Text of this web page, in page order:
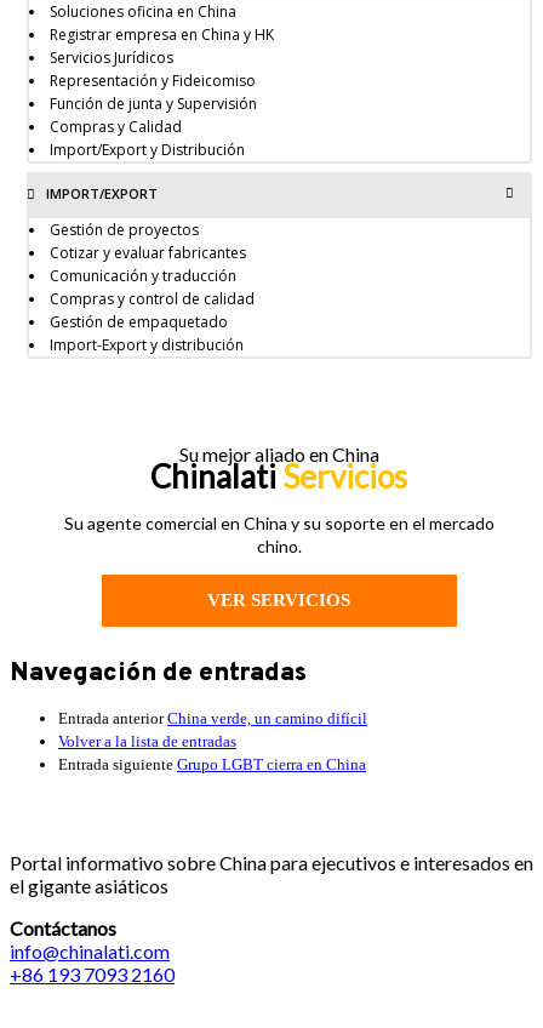
Soluciones oficina en China
Registrar empresa en China y HK
Servicios Jurídicos
Representación y Fideicomiso
Función de junta y Supervisión
Compras y Calidad
Import/Export y Distribución
IMPORT/EXPORT
Gestión de proyectos
Cotizar y evaluar fabricantes
Comunicación y traducción
Compras y control de calidad
Gestión de empaquetado
Import-Export y distribución
Su mejor aliado en China
Chinalati Servicios
Su agente comercial en China y su soporte en el mercado
chino.
VER SERVICIOS
Navegación de entradas
Entrada anterior China verde, un camino difícil
Volver a la lista de entradas
Entrada siguiente Grupo LGBT cierra en China
Portal informativo sobre China para ejecutivos e interesados en
el gigante asiáticos
Contáctanos
info@chinalati.com
+86 193 7093 2160